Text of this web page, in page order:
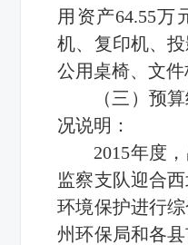
用资产64.55万
机、复印机、
公用桌椅、文件
（三）预
况说明：
2015年度
监察支队迎合
环境保护进行
州环保局和各